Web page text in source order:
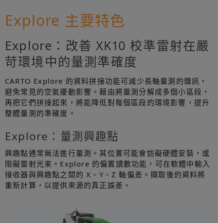
Explore 主要特色
Explore：改善 XK10 校準雷射在嚴
苛環境中的量測準確度
CARTO Explore 的資料拼接功能可減少長軸量測的雜訊，
避免常見的空氣擾動影響。藉由將量測分解成多個小區段，
再把它們拼接起來，將能降低對每個區段的環境影響，提升
整體量測的準確度。
Explore：量測興趣點
興趣點通常無法進行量測。其位置可能會妨礙硬體安裝，或
阻礙雷射光束。Explore 的偏置讀數功能，可在軟體中輸入
接收器與興趣點之間的 X、Y、Z 軸偏差。擷取後的資料將
重新計算，以提供來源的真正誤差。